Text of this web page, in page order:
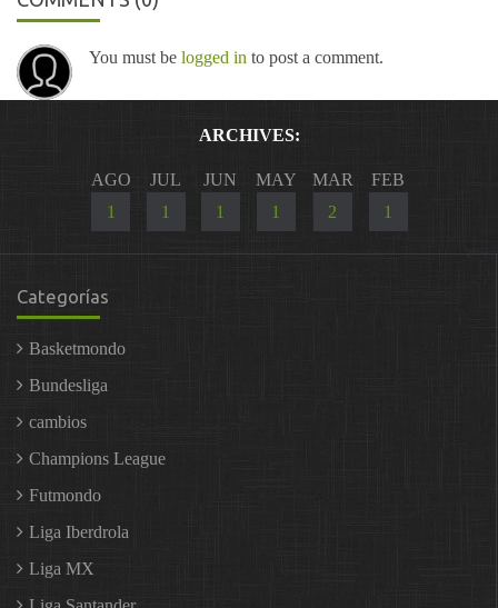
You must be logged in to post a comment.
ARCHIVES:
AGO
1
JUL
1
JUN
1
MAY
1
MAR
2
FEB
1
Categorías
Basketmondo
Bundesliga
cambios
Champions League
Futmondo
Liga Iberdrola
Liga MX